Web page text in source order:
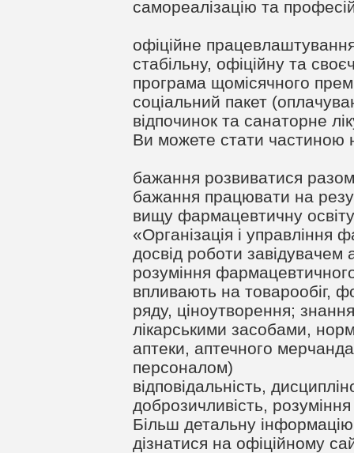
самореалізацію та
офіційне
стабільну, офіційну та
програма щомісячного
соціальний пакет
відпочинок та санаторне
Ви можете стати частиною
бажання розвиватися
бажання працювати на
вищу фармацевтичну освіту,
«Організація і управління
досвід роботи завідувачем
розуміння
впливають на товарообіг,
ряду, ціноутворення; знання
лікарськими засобами,
аптеки, аптечного
персоналом)
відповідальність,
доброзичливість, розуміння
Більш детальну
дізнатися на офіційному